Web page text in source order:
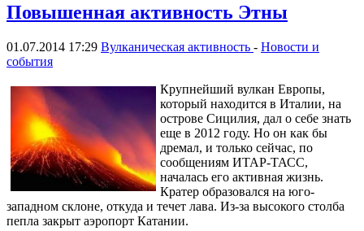
Повышенная активность Этны
01.07.2014 17:29 Вулканическая активность - Новости и
события
Крупнейший вулкан Европы,
который находится в Италии, на
острове Сицилия, дал о себе знать
еще в 2012 году. Но он как бы
дремал, и только сейчас, по
сообщениям ИТАР-ТАСС,
началась его активная жизнь.
Кратер образовался на юго-
западном склоне, откуда и течет лава. Из-за высокого столба
пепла закрыт аэропорт Катании.